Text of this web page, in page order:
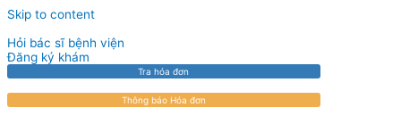
Skip to content
Hỏi bác sĩ bệnh viện
Đăng ký khám
Tra hóa đơn
Thông báo Hóa đơn